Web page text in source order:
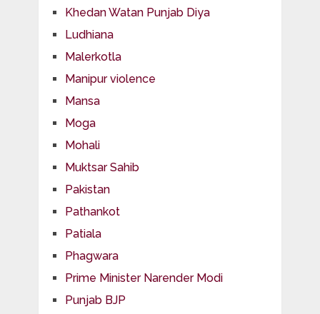
Khedan Watan Punjab Diya
Ludhiana
Malerkotla
Manipur violence
Mansa
Moga
Mohali
Muktsar Sahib
Pakistan
Pathankot
Patiala
Phagwara
Prime Minister Narender Modi
Punjab BJP